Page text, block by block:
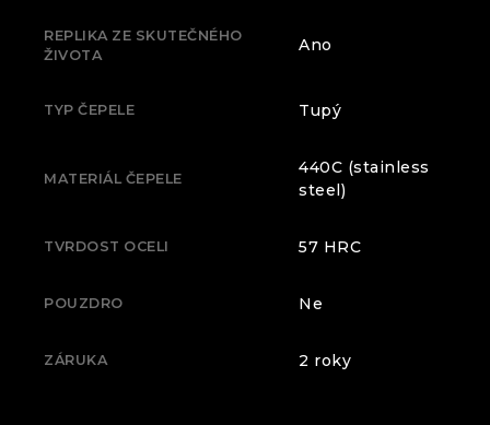
REPLIKA ZE SKUTEČNÉHO
ŽIVOTA
Ano
TYP ČEPELE Tupý
MATERIÁL ČEPELE
440C (stainless
steel)
TVRDOST OCELI 57 HRC
POUZDRO Ne
ZÁRUKA 2 roky